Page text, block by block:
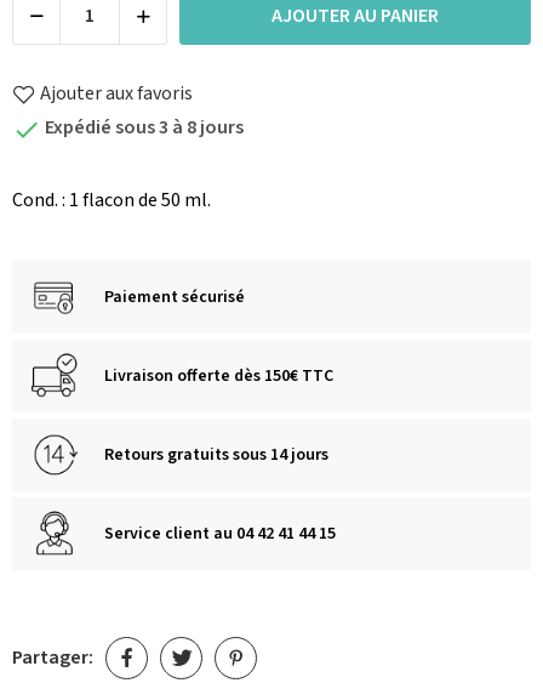
AJOUTER AU PANIER
Ajouter aux favoris
 Expédié sous 3 à 8 jours
Cond. : 1 flacon de 50 ml.
Paiement sécurisé
Livraison offerte dès 150€ TTC
Retours gratuits sous 14 jours
Service client au 04 42 41 44 15
Partager: